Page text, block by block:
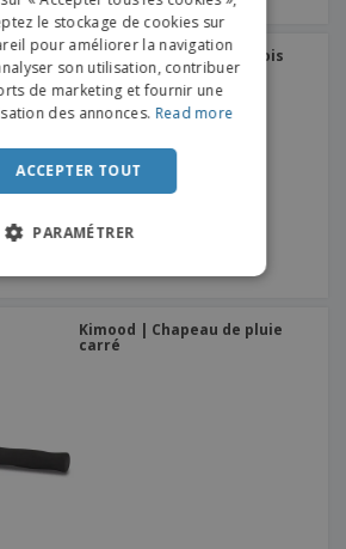
Kimood | Parapluie en bois
avec poignée
Kimood | Chapeau de pluie
carré
DUTCH
PORTUGUESE
SPANISH
ITALIAN
le stockage de cookies sur
pour améliorer la navigation
son utilisation, contribuer
de marketing et fournir une
des annonces. Read more
ACCEPTER TOUT
PARAMÉTRER